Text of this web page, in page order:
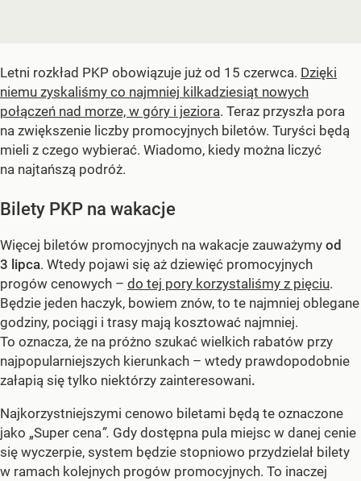
Letni rozkład PKP obowiązuje już od 15 czerwca. Dzięki
niemu zyskaliśmy co najmniej kilkadziesiąt nowych
połączeń nad morze, w góry i jeziora. Teraz przyszła pora
na zwiększenie liczby promocyjnych biletów. Turyści będą
mieli z czego wybierać. Wiadomo, kiedy można liczyć
na najtańszą podróż.
Bilety PKP na wakacje
Więcej biletów promocyjnych na wakacje zauważymy od
3 lipca. Wtedy pojawi się aż dziewięć promocyjnych
progów cenowych – do tej pory korzystaliśmy z pięciu.
Będzie jeden haczyk, bowiem znów, to te najmniej oblegane
godziny, pociągi i trasy mają kosztować najmniej.
To oznacza, że na próżno szukać wielkich rabatów przy
najpopularniejszych kierunkach – wtedy prawdopodobnie
załapią się tylko niektórzy zainteresowani.
Najkorzystniejszymi cenowo biletami będą te oznaczone
jako „Super cena”. Gdy dostępna pula miejsc w danej cenie
się wyczerpie, system będzie stopniowo przydzielał bilety
w ramach kolejnych progów promocyjnych. To inaczej